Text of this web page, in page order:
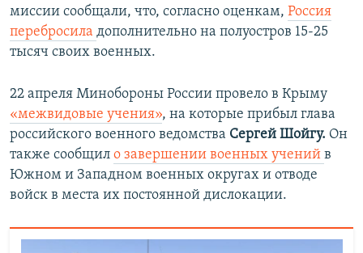
миссии сообщали, что, согласно оценкам, Россия
перебросила дополнительно на полуостров 15-25
тысяч своих военных.
22 апреля Минобороны России провело в Крыму
«межвидовые учения», на которые прибыл глава
российского военного ведомства Сергей Шойгу. Он
также сообщил о завершении военных учений в
Южном и Западном военных округах и отводе
войск в места их постоянной дислокации.